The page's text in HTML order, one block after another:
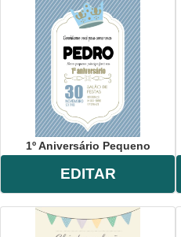
1º Aniversário Pequeno
EDITAR